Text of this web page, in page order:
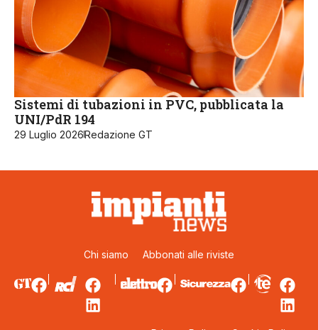
Sistemi di tubazioni in PVC, pubblicata la
UNI/PdR 194
29 Luglio 2026Redazione GT
Chi siamo Abbonati alle riviste